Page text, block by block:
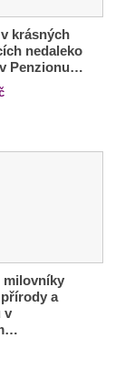
krásných
nedaleko
Penzionu…
milovníky
a
v